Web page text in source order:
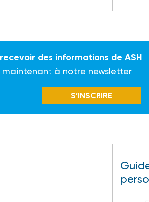
des informations de ASH
maintenant à notre newsletter
S’INSCRIRE